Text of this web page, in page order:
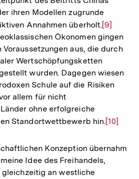
ihren Modellen zugrunde
Annahmen überholt.Zur
der
Fußnote
[9]
Ökonomen gingen
Voraussetzungen aus, die durch
Wertschöpfungsketten
wurden. Dagegen wiesen
Schule auf die Risiken
allem für nicht
ohne erfolgreiche
Standortwettbewerb hin.Zur
der
[10]
Konzeption übernahm
Idee des Freihandels,
an westliche